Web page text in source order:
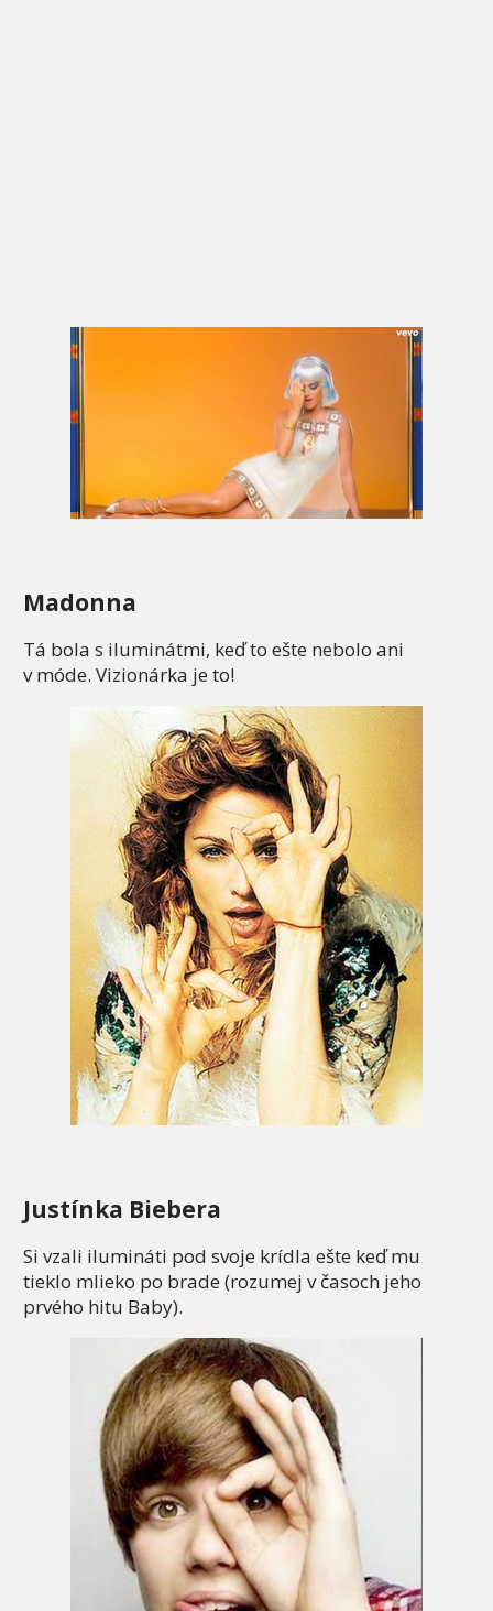
Madonna
Tá bola s iluminátmi, keď to ešte nebolo ani
v móde. Vizionárka je to!
Justínka Biebera
Si vzali ilumináti pod svoje krídla ešte keď mu
tieklo mlieko po brade (rozumej v časoch jeho
prvého hitu Baby).